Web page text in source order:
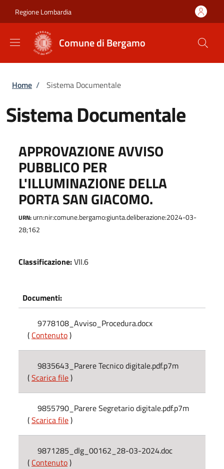
Regione Lombardia
Comune di Bergamo
Briciole di pane
Home / Sistema Documentale
Sistema Documentale
APPROVAZIONE AVVISO
PUBBLICO PER
L'ILLUMINAZIONE DELLA
PORTA SAN GIACOMO.
URN: urn:nir:comune.bergamo:giunta.deliberazione:2024-03-
28;162
Classificazione:VII.6
Documenti:
9778108_Avviso_Procedura.docx
( Contenuto)
9835643_Parere Tecnico digitale.pdf.p7m
(Scarica file)
9855790_Parere Segretario digitale.pdf.p7m
(Scarica file)
9871285_dlg_00162_28-03-2024.doc
( Contenuto)